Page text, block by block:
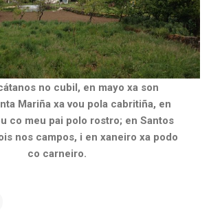
no cubil, en mayo xa son
Mariña xa vou pola cabritiña, en
co meu pai polo rostro; en Santos
nos campos, i en xaneiro xa podo
co carneiro.